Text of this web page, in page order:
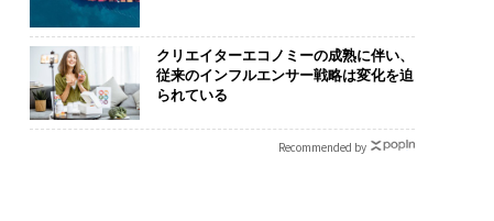
クリエイターエコノミーの成熟に伴い、
従来のインフルエンサー戦略は変化を迫
られている
Recommended by